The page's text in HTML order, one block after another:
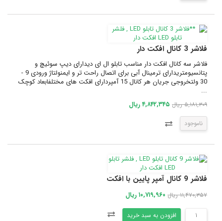
فلاشر 3 کانال افکت دار
فلاشر سه کانال افکت دار مناسب تابلو ال ای دیدارای دیپ سوئیچ و
پتانسیومتریدارای ترمینال آبی برای اتصال راحت تر و ایمنولتاژ ورودی 9 -
30 ولتخروجی جریان هر کانال 15 آمپردارای افکت های مختلفابعاد کوچک
...
۵,۱۸۱,۳۰۹ ریال ۴,۸۴۲,۳۴۵ ریال
ناموجود
فلاشر 9 کانال آمپر پایین با افکت
۱۱,۴۷۰,۳۵۷ ریال ۱۰,۷۱۹,۹۶۰ ریال
افزودن به سبد خرید